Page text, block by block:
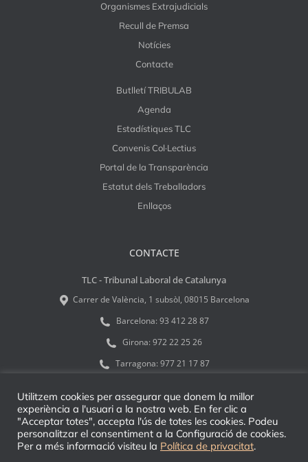
Organismes Extrajudicials
Recull de Premsa
Notícies
Contacte
Butlletí TRIBULAB
Agenda
Estadístiques TLC
Convenis Col·Lectius
Portal de la Transparència
Estatut dels Treballadors
Enllaços
CONTACTE
TLC - Tribunal Laboral de Catalunya
Carrer de València, 1 subsòl, 08015 Barcelona
Barcelona: 93 412 28 87
Girona: 972 22 25 26
Tarragona: 977 21 17 87
© 2026 TLC - Tribunal Laboral de Catalunya
Utilitzem cookies per assegurar que donem la millor
experiència a l'usuari a la nostra web. En fer clic a
"Acceptar totes", accepta l'ús de totes les cookies. Podeu
personalitzar el consentiment a la Configuració de cookies.
Per a més informació visiteu la Política de privacitat.